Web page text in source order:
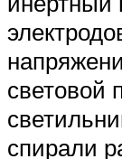
световой
спирали